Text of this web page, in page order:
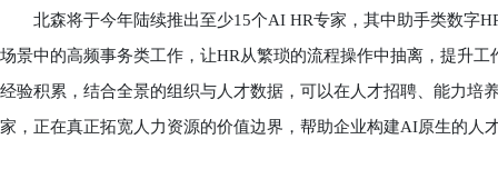
北森将于今年陆续推出至少15个AI HR专家，其中助手类数字
场景中的高频事务类工作，让HR从繁琐的流程操作中抽离，提升
经验积累，结合全景的组织与人才数据，可以在人才招聘、能力培
家，正在真正拓宽人力资源的价值边界，帮助企业构建AI原生的人